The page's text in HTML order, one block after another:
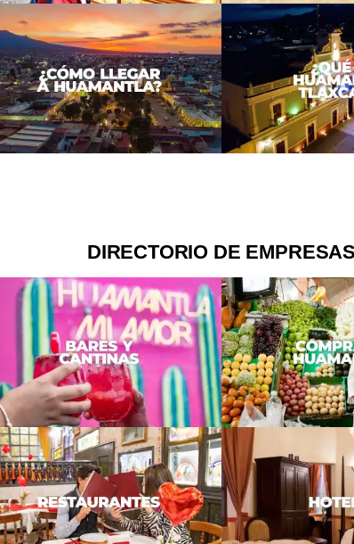
DIRECTORIO DE EMPRESAS